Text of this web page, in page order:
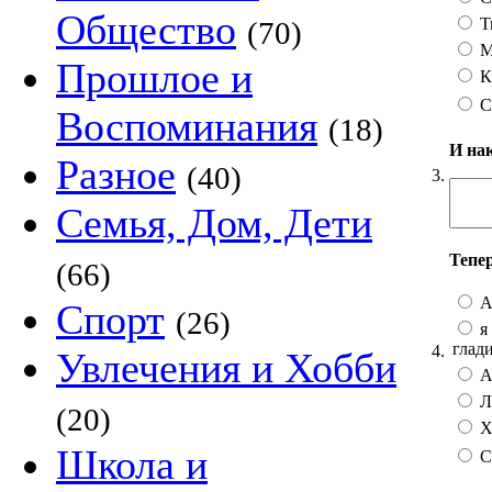
Общество (70)
Прошлое и
Воспоминания (18)
Разное (40)
Семья, Дом, Дети
(66)
Спорт (26)
Увлечения и Хобби
(20)
Школа и
3.
И
4.
я